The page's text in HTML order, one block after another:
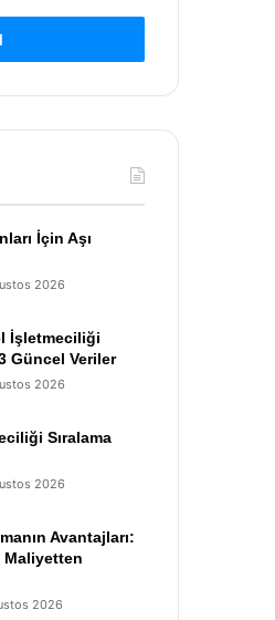
İçin Aşı
2026
İşletmeciliği
Güncel Veriler
2026
Sıralama
2026
Avantajları:
Maliyetten
2026